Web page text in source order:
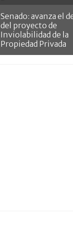
Senado: avanza el
del proyecto de
Inviolabilidad de la
Propiedad Privada